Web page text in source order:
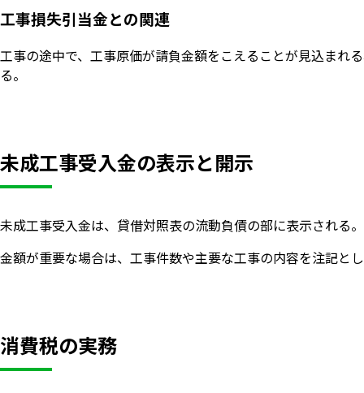
工事損失引当金との関連
工事の途中で、工事原価が請負金額をこえることが見込まれ
る。
未成工事受入金の表示と開示
未成工事受入金は、貸借対照表の流動負債の部に表示される
金額が重要な場合は、工事件数や主要な工事の内容を注記と
消費税の実務